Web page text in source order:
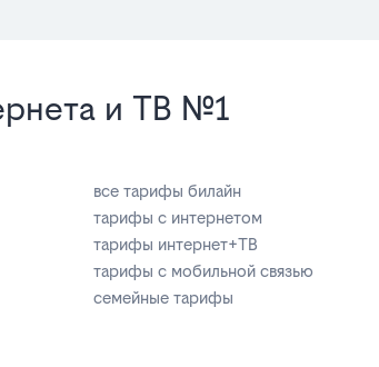
и ТВ №1
все тарифы билайн
тарифы с интернетом
тарифы интернет+ТВ
тарифы с мобильной связью
семейные тарифы